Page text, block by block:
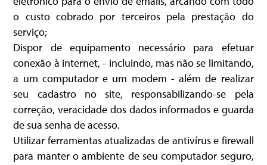
o custo cobrado por terceiros pela prestação do
serviço;
Dispor de equipamento necessário para efetuar
conexão à internet, - incluindo, mas não se limitando,
a um computador e um modem - além de realizar
seu cadastro no site, responsabilizando-se pela
correção, veracidade dos dados informados e guarda
de sua senha de acesso.
Utilizar ferramentas atualizadas de antivírus e firewall
para manter o ambiente de seu computador seguro,